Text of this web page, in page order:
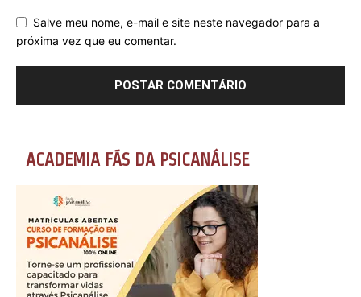
Salve meu nome, e-mail e site neste navegador para a
próxima vez que eu comentar.
ACADEMIA FÃS DA PSICANÁLISE